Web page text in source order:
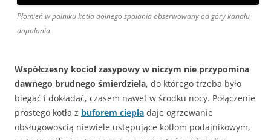
Płomień w palniku kotła dolnego spalania obserwowany od góry kanału
dopalania
Współczesny kocioł zasypowy w niczym nie przypomina
dawnego brudnego śmierdziela, do którego trzeba było
biegać i dokładać, czasem nawet w środku nocy. Połączenie
prostego kotła z buforem ciepła daje ogrzewanie
obsługowością niewiele ustępujące kotłom podajnikowym,